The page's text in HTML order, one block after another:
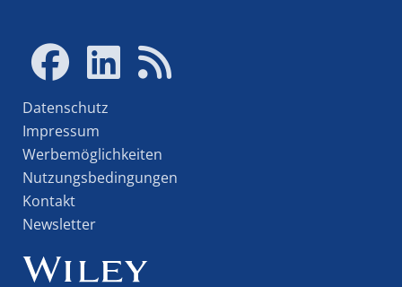
Datenschutz
Impressum
Werbemöglichkeiten
Nutzungsbedingungen
Kontakt
Newsletter